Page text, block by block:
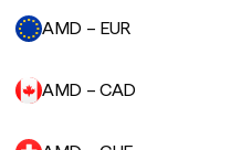
AMD – EUR
AMD – CAD